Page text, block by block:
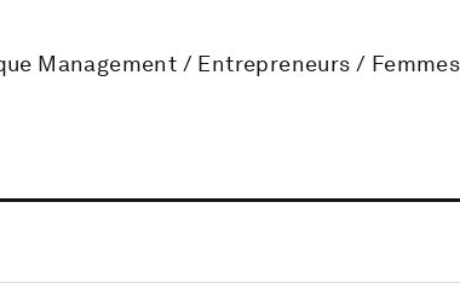
Management / Entrepreneurs /